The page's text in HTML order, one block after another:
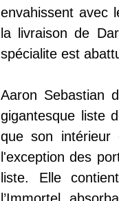
envahissent avec
la livraison de
spécialite est
Aaron Sebastian
gigantesque liste
que son
l'exception des
liste. Elle